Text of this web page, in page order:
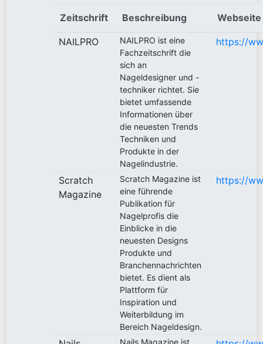
Zeitschrift Beschreibung Webseite
NAILPRO
NAILPRO ist eine
Fachzeitschrift die
sich an
Nageldesigner und -
techniker richtet. Sie
bietet umfassende
Informationen über
die neuesten Trends
Techniken und
Produkte in der
Nagelindustrie.
https://
Scratch
Magazine
Scratch Magazine ist
eine führende
Publikation für
Nagelprofis die
Einblicke in die
neuesten Designs
Produkte und
Branchennachrichten
bietet. Es dient als
Plattform für
Inspiration und
Weiterbildung im
Bereich Nageldesign.
https://
Nails Magazine ist